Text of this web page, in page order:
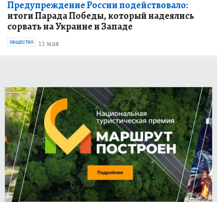
Предупреждение России подействовало:
итоги Парада Победы, который надеялись
сорвать на Украине и Западе
11 мая
ОБЩЕСТВО